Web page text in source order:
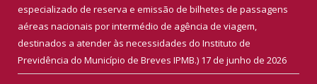
especializado de reserva e emissão de bilhetes de passagens
aéreas nacionais por intermédio de agência de viagem,
destinados a atender às necessidades do Instituto de
Previdência do Município de Breves IPMB.) 17 de junho de 2026